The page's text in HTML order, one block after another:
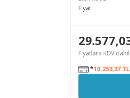
Fiyat
Fiyatlara KDV
*10.253,37 TL